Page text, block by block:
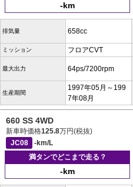
-km
排気量 658cc
ミッション フロアCVT
最大出力 64ps/7200rpm
生産期間
1997年05月～199
7年08月
660 SS 4WD
新車時価格125.8万円(税抜)
JC08
-km/L
満タンでどこまで走る？
-km